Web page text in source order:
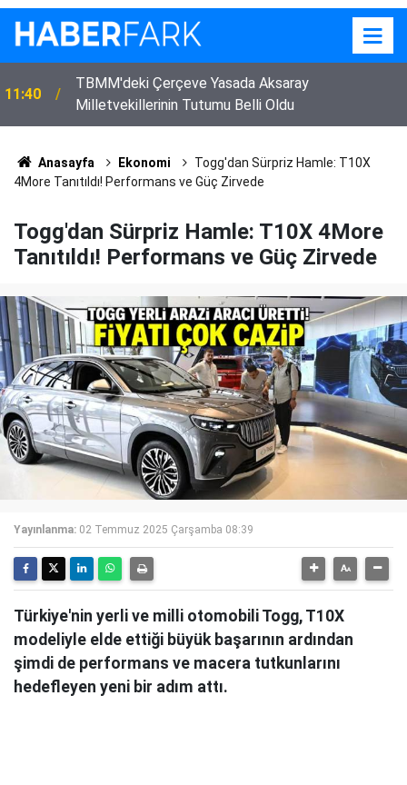
11:40
TBMM'deki Çerçeve Yasada Aksaray
Milletvekillerinin Tutumu Belli Oldu
Anasayfa Ekonomi
Togg'dan Sürpriz Hamle: T10X
4More Tanıtıldı! Performans ve Güç Zirvede
Togg'dan Sürpriz Hamle: T10X 4More
Tanıtıldı! Performans ve Güç Zirvede
Yayınlanma: 02 Temmuz 2025 Çarşamba 08:39
Türkiye'nin yerli ve milli otomobili Togg, T10X
modeliyle elde ettiği büyük başarının ardından
şimdi de performans ve macera tutkunlarını
hedefleyen yeni bir adım attı.